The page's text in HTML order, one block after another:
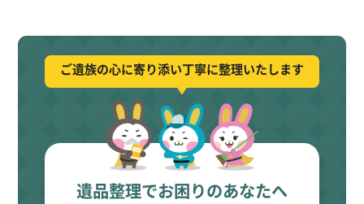
ご遺族の心に寄り添い丁寧に整理いたします
遺品整理でお困りのあなたへ